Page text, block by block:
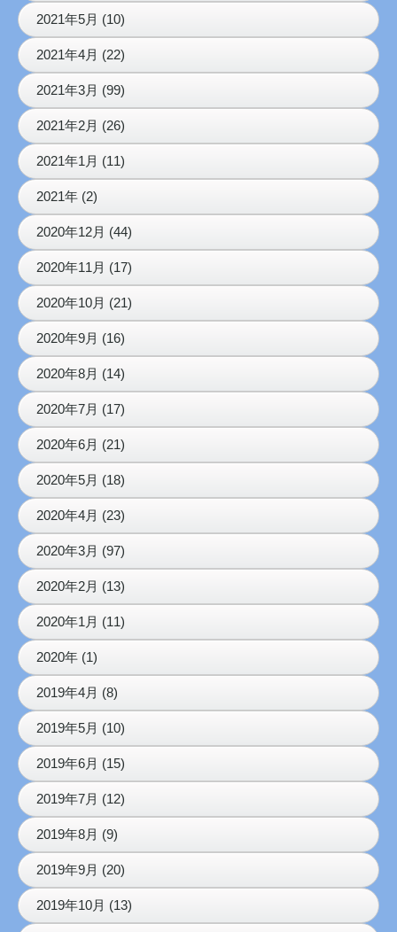
2021年5月 (10)
2021年4月 (22)
2021年3月 (99)
2021年2月 (26)
2021年1月 (11)
2021年 (2)
2020年12月 (44)
2020年11月 (17)
2020年10月 (21)
2020年9月 (16)
2020年8月 (14)
2020年7月 (17)
2020年6月 (21)
2020年5月 (18)
2020年4月 (23)
2020年3月 (97)
2020年2月 (13)
2020年1月 (11)
2020年 (1)
2019年4月 (8)
2019年5月 (10)
2019年6月 (15)
2019年7月 (12)
2019年8月 (9)
2019年9月 (20)
2019年10月 (13)